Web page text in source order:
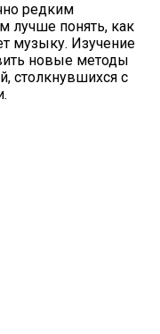
редким
лучше понять, как
музыку. Изучение
новые методы
столкнувшихся с